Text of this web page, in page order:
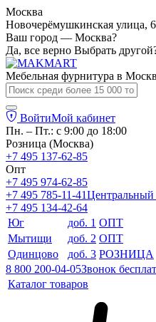
Москва
Новочерёмушкинская улица,
Ваш город — Москва?
Да, все верно Выбрать
Мебельная фурнитура в
ВойтиМой кабинет
Пн. – Пт.: с 9:00 до 18:00
Розница (Москва)
+7 495 137-62-85
Опт
+7 495 974-62-85
+7 495 785-11-41
+7 495 134-42-64
Юг
доб. 1 ОПТ
Мытищи
доб. 2 ОПТ
Одинцово
доб. 3 РОЗНИЦА
8 800 200-04-05Звонок
Каталог товаров